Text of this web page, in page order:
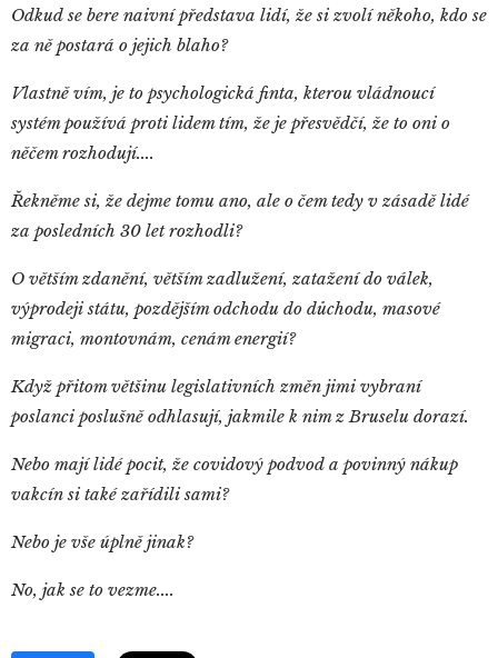
Odkud se bere naivní představa lidí, že si zvolí někoho, kdo se
za ně postará o jejich blaho?
Vlastně vím, je to psychologická finta, kterou vládnoucí
systém používá proti lidem tím, že je přesvědčí, že to oni o
něčem rozhodují....
Řekněme si, že dejme tomu ano, ale o čem tedy v zásadě lidé
za posledních 30 let rozhodli?
O větším zdanění, větším zadlužení, zatažení do válek,
výprodeji státu, pozdějším odchodu do důchodu, masové
migraci, montovnám, cenám energií?
Když přitom většinu legislativních změn jimi vybraní
poslanci poslušně odhlasují, jakmile k nim z Bruselu dorazí.
Nebo mají lidé pocit, že covidový podvod a povinný nákup
vakcín si také zařídili sami?
Nebo je vše úplně jinak?
No, jak se to vezme....